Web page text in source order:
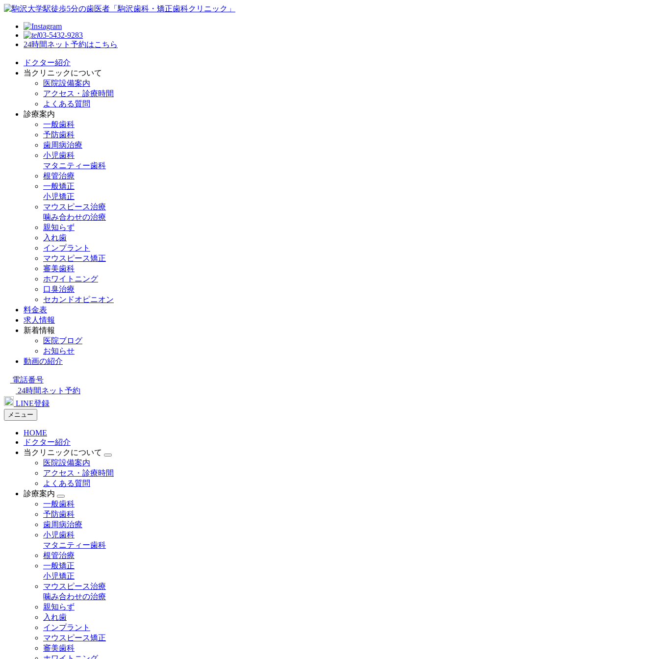
03-5432-9283
24時間ネット予約はこちら
ドクター紹介
当クリニックについて
医院設備案内
アクセス・診療時間
よくある質問
診療案内
一般歯科
予防歯科
歯周病治療
小児歯科
マタニティー歯科
根管治療
一般矯正
小児矯正
マウスピース治療
噛み合わせの治療
親知らず
入れ歯
インプラント
マウスピース矯正
審美歯科
ホワイトニング
口臭治療
セカンドオピニオン
料金表
求人情報
新着情報
医院ブログ
お知らせ
動画の紹介
電話番号
24時間ネット予約
LINE登録
メニュー
HOME
ドクター紹介
当クリニックについて
医院設備案内
アクセス・診療時間
よくある質問
診療案内
一般歯科
予防歯科
歯周病治療
小児歯科
マタニティー歯科
根管治療
一般矯正
小児矯正
マウスピース治療
噛み合わせの治療
親知らず
入れ歯
インプラント
マウスピース矯正
審美歯科